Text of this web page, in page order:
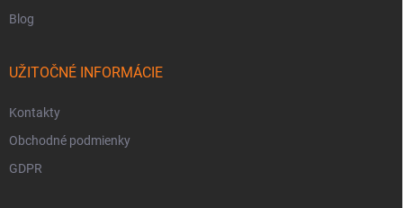
Blog
UŽITOČNÉ INFORMÁCIE
Kontakty
Obchodné podmienky
GDPR